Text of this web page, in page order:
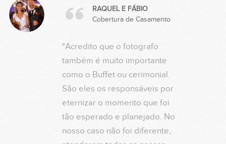
ANGÉLICA RAPHAEL
Acompanhamento do pequeno Israel
"Tive o prazer de fazer o
desenvolvimento do meu bebê
com a Artphoto Studio.. foram
meses de muito carinho e
atenção da parte de toda
equipe! o meu muito obrigado
sempre!!"
RAQUEL E FÁBIO
Cobertura de Casamento
"Acredito que o fotografo
também é muito importante
como o Buffet ou cerimonial.
São eles os responsáveis por
eternizar o momento que foi
tão esperado e planejado. No
nosso caso não foi diferente,